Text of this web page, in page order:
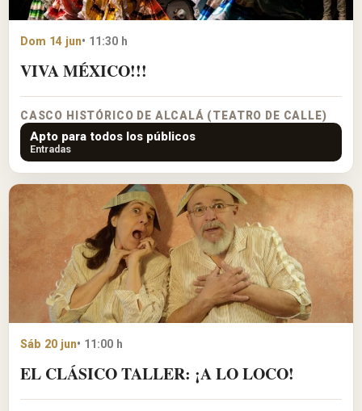
Dom 14 jun• 11:30 h
VIVA MÉXICO!!!
CASCO HISTÓRICO DE ALCALÁ (TEATRO DE CALLE)
Apto para todos los públicos
Entradas
Sáb 20 jun• 11:00 h
EL CLÁSICO TALLER: ¡A LO LOCO!